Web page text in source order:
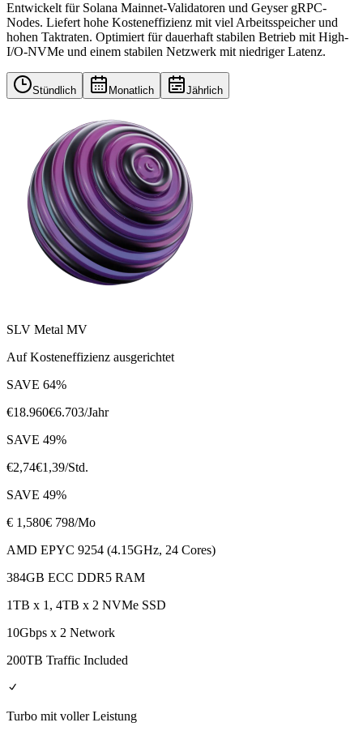
Entwickelt für Solana Mainnet-Validatoren und Geyser gRPC-
Nodes. Liefert hohe Kosteneffizienz mit viel Arbeitsspeicher und
hohen Taktraten. Optimiert für dauerhaft stabilen Betrieb mit High-
I/O-NVMe und einem stabilen Netzwerk mit niedriger Latenz.
Stündlich Monatlich Jährlich
SLV Metal MV
Auf Kosteneffizienz ausgerichtet
SAVE 64%
€18.960€6.703/Jahr
SAVE 49%
€2,74€1,39/Std.
SAVE 49%
€ 1,580€ 798/Mo
AMD EPYC 9254 (4.15GHz, 24 Cores)
384GB ECC DDR5 RAM
1TB x 1, 4TB x 2 NVMe SSD
10Gbps x 2 Network
200TB Traffic Included
Turbo mit voller Leistung